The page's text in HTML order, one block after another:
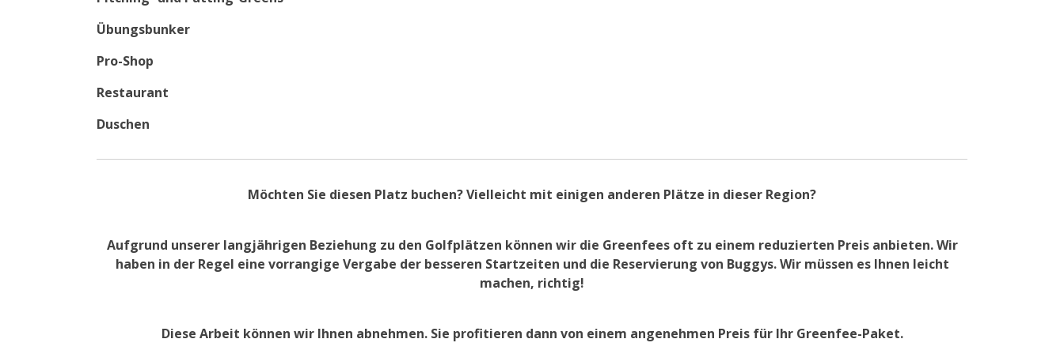
Übungsbunker
Pro-Shop
Restaurant
Duschen
Möchten Sie diesen Platz buchen? Vielleicht mit einigen anderen Plätze in dieser Region?
Aufgrund unserer langjährigen Beziehung zu den Golfplätzen können wir die Greenfees oft zu einem reduzierten Preis anbieten. Wir
haben in der Regel eine vorrangige Vergabe der besseren Startzeiten und die Reservierung von Buggys. Wir müssen es Ihnen leicht
machen, richtig!
Diese Arbeit können wir Ihnen abnehmen. Sie profitieren dann von einem angenehmen Preis für Ihr Greenfee-Paket.